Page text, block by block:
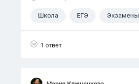
Школа ЕГЭ Экзамены
1 ответ